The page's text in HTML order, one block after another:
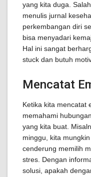
yang kita duga.
menulis jurnal
perkembangan diri
bisa menyadari
Hal ini sangat
stuck dan butuh
Mencatat
Ketika kita mencatat
memahami
yang kita buat.
minggu, kita
cenderung memilih
stres. Dengan
solusi, apakah